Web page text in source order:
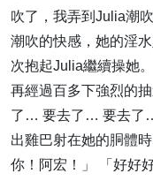
吹了，我弄到Julia潮
潮吹的快感，她的淫
次抱起Julia繼續操她
再經過百多下強烈的
了… 要去了… 要去了
出雞巴射在她的胴體
你！阿宏！」 「好好